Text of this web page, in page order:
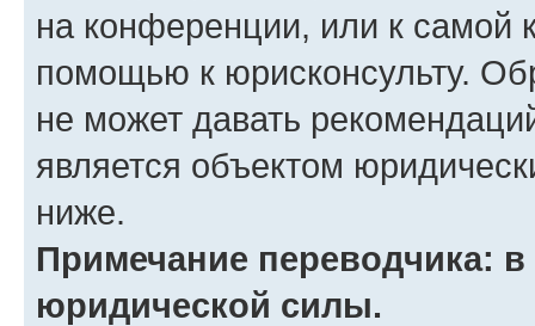
на конференции, или к самой
помощью к юрисконсульту.
не может давать
является объектом
ниже.
Примечание переводчика:
юридической силы.